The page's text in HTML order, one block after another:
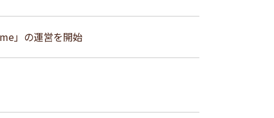
」の運営を開始